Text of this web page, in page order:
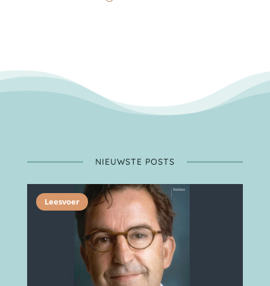
NIEUWSTE POSTS
Leesvoer